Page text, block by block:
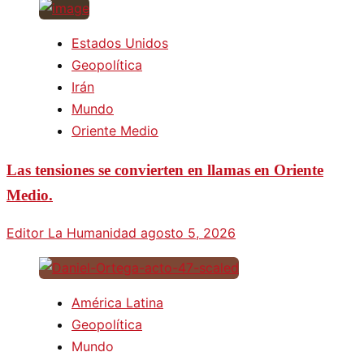
Estados Unidos
Geopolítica
Irán
Mundo
Oriente Medio
Las tensiones se convierten en llamas en Oriente
Medio.
Editor La Humanidad agosto 5, 2026
América Latina
Geopolítica
Mundo